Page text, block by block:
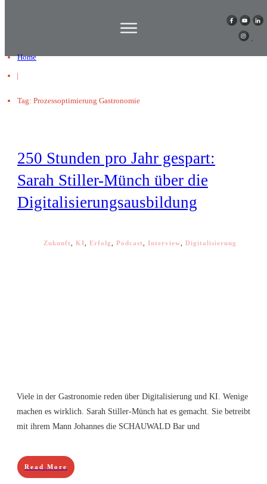
Home
|
Tag: Prozessoptimierung Gastronomie
250 Stunden pro Jahr gespart:
Sarah Stiller-Münch über die
Digitalisierungsausbildung
Zukunft KI Erfolg Podcast Interview Digitalisierung
Viele in der Gastronomie reden über Digitalisierung und KI. Wenige
machen es wirklich. Sarah Stiller-Münch hat es gemacht. Sie betreibt
mit ihrem Mann Johannes die SCHAUWALD Bar und
Read More